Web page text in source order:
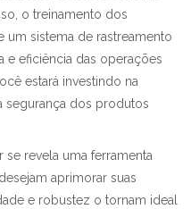
o treinamento dos
um sistema de rastreamento
e eficiência das operações
estará investindo na
segurança dos produtos
se revela uma ferramenta
aprimorar suas
e robustez o tornam ideal